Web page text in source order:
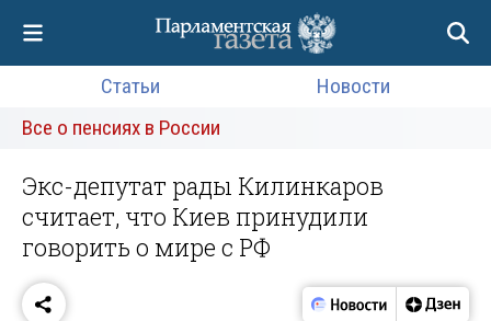
Статьи
Новости
Все о пенсиях в России
Экс-депутат рады Килинкаров
считает, что Киев принудили
говорить о мире с РФ